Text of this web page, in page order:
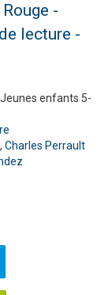
-
lecture -
enfants 5-
, Charles Perrault